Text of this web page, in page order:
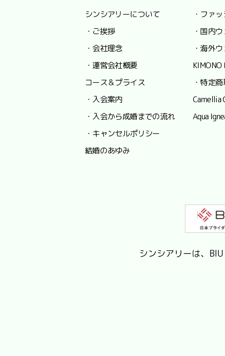
シンシアリーについて
・ご挨拶
・会社理念
・運営会社概要
コース＆プライス
・入会案内
・入会から成婚までの流れ
・キャンセルポリシー
結婚のあゆみ
・ファ
・国内
・海外
KIMONO
・特定
Camellia
Aqua
シンシアリーは、